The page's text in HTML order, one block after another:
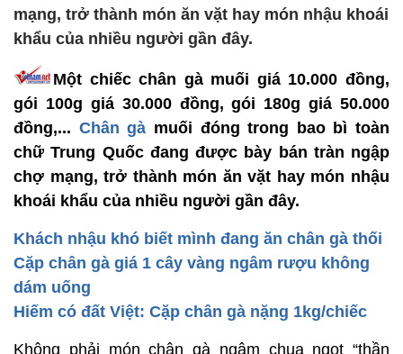
mạng, trở thành món ăn vặt hay món nhậu khoái
khẩu của nhiều người gần đây.
Một chiếc chân gà muối giá 10.000 đồng,
gói 100g giá 30.000 đồng, gói 180g giá 50.000
đồng,... Chân gà muối đóng trong bao bì toàn
chữ Trung Quốc đang được bày bán tràn ngập
chợ mạng, trở thành món ăn vặt hay món nhậu
khoái khẩu của nhiều người gần đây.
Khách nhậu khó biết mình đang ăn chân gà thối
Cặp chân gà giá 1 cây vàng ngâm rượu không
dám uống
Hiếm có đất Việt: Cặp chân gà nặng 1kg/chiếc
Không phải món chân gà ngâm chua ngọt “thần